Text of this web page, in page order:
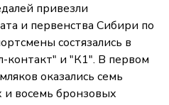
привезли
и первенства Сибири по
состязались в
контакт" и "К1". В первом
оказались семь
и восемь бронзовых